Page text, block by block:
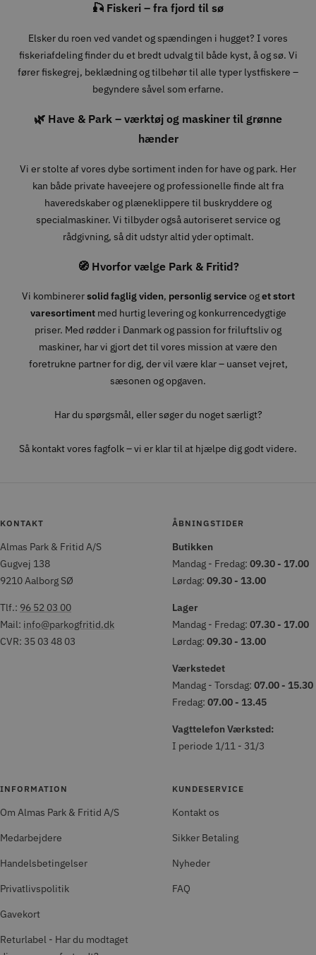
🎣 Fiskeri – fra fjord til sø
Elsker du roen ved vandet og spændingen i hugget? I vores
fiskeriafdeling finder du et bredt udvalg til både kyst, å og sø. Vi
fører fiskegrej, beklædning og tilbehør til alle typer lystfiskere –
begyndere såvel som erfarne.
🌿 Have & Park – værktøj og maskiner til grønne
hænder
Vi er stolte af vores dybe sortiment inden for have og park. Her
kan både private haveejere og professionelle finde alt fra
haveredskaber og plæneklippere til buskryddere og
specialmaskiner. Vi tilbyder også autoriseret service og
rådgivning, så dit udstyr altid yder optimalt.
🧭 Hvorfor vælge Park & Fritid?
Vi kombinerersolid faglig viden, personlig serviceoget stort
varesortimentmed hurtig levering og konkurrencedygtige
priser. Med rødder i Danmark og passion for friluftsliv og
maskiner, har vi gjort det til vores mission at være den
foretrukne partner for dig, der vil være klar – uanset vejret,
sæsonen og opgaven.
Har du spørgsmål, eller søger du noget særligt?
Så kontakt vores fagfolk – vi er klar til at hjælpe dig godt videre.
KONTAKT
Almas Park & Fritid A/S
Gugvej 138
9210 Aalborg SØ
Tlf.: 96 52 03 00
Mail: info@parkogfritid.dk
CVR: 35 03 48 03
ÅBNINGSTIDER
Butikken
Mandag - Fredag: 09.30 - 17.00
Lørdag: 09.30 - 13.00
Lager
Mandag - Fredag: 07.30 - 17.00
Lørdag: 09.30 - 13.00
Værkstedet
Mandag - Torsdag: 07.00 - 15.30
Fredag: 07.00 - 13.45
Vagttelefon Værksted:
I periode 1/11 - 31/3
INFORMATION
Om Almas Park & Fritid A/S
Medarbejdere
Handelsbetingelser
Privatlivspolitik
Gavekort
Returlabel - Har du modtaget
KUNDESERVICE
Kontakt os
Sikker Betaling
Nyheder
FAQ